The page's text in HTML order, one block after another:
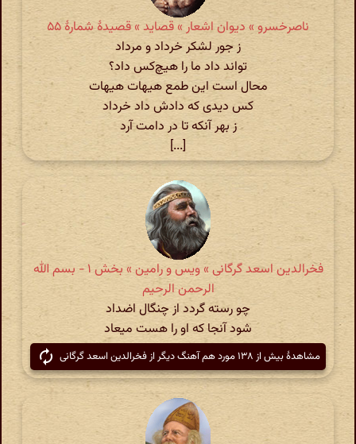
ناصرخسرو » دیوان اشعار » قصاید » قصیدهٔ شمارهٔ ۵۵
ز جور لشکر خرداد و مرداد
تواند داد ما را هیچ‌کس داد؟
محال است این طمع هیهات هیهات
کس دیدی که دادش داد خرداد
ز بهر آنکه تا در دامت آرد
[...]
فخرالدین اسعد گرگانی » ویس و رامین » بخش ۱ - بسم الله
الرحمن الرحیم
چو رسته گردد از چنگال اضداد
شود آنجا که او را هست میعاد
مشاهدهٔ بیش از ۱۳۸ مورد هم آهنگ دیگر از فخرالدین اسعد گرگانی